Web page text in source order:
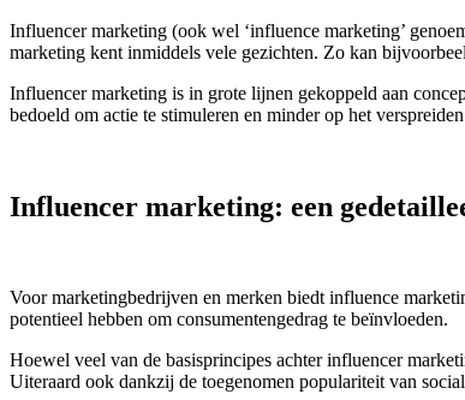
Influencer marketing (ook wel ‘influence marketing’
marketing kent inmiddels vele gezichten. Zo kan
Influencer marketing is in grote lijnen gekoppeld aan
bedoeld om actie te stimuleren en minder op het
Influencer marketing: een
Voor marketingbedrijven en merken biedt influence
potentieel hebben om consumentengedrag te beïnvloeden.
Hoewel veel van de basisprincipes achter influencer
Uiteraard ook dankzij de toegenomen populariteit van